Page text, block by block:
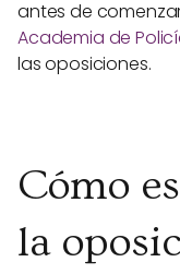
antes de
Academia de
las oposiciones.
Cómo
la